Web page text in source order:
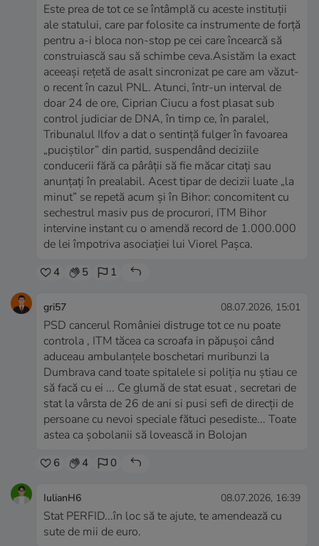
Este prea de tot ce se întâmplă cu aceste instituții
ale statului, care par folosite ca instrumente de forță
pentru a-i bloca non-stop pe cei care încearcă să
construiască sau să schimbe ceva.Asistăm la exact
aceeași rețetă de asalt sincronizat pe care am văzut-
o recent în cazul PNL. Atunci, într-un interval de
doar 24 de ore, Ciprian Ciucu a fost plasat sub
control judiciar de DNA, în timp ce, în paralel,
Tribunalul Ilfov a dat o sentință fulger în favoarea
„puciștilor” din partid, suspendând deciziile
conducerii fără ca pârâții să fie măcar citați sau
anunțați în prealabil. Acest tipar de decizii luate „la
minut” se repetă acum și în Bihor: concomitent cu
sechestrul masiv pus de procurori, ITM Bihor
intervine instant cu o amendă record de 1.000.000
de lei împotriva asociației lui Viorel Pașca.
4 5 1
gri57 08.07.2026, 15:01
PSD cancerul României distruge tot ce nu poate
controla , ITM tăcea ca scroafa in păpușoi când
aduceau ambulanțele boschetari muribunzi la
Dumbrava cand toate spitalele si poliția nu știau ce
să facă cu ei ... Ce glumă de stat esuat , secretari de
stat la vârsta de 26 de ani si pusi sefi de direcții de
persoane cu nevoi speciale fătuci pesediste... Toate
astea ca șobolanii să lovească in Bolojan
6 4 0
IulianH6 08.07.2026, 16:39
Stat PERFID...în loc să te ajute, te amendează cu
sute de mii de euro.